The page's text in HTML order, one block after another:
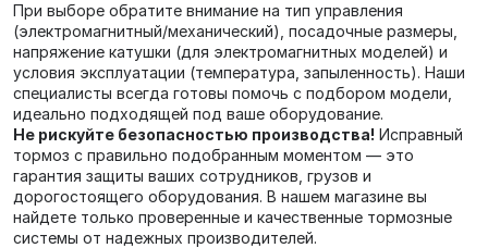
При выборе обратите внимание на тип управления
(электромагнитный/механический), посадочные размеры,
напряжение катушки (для электромагнитных моделей) и
условия эксплуатации (температура, запыленность). Наши
специалисты всегда готовы помочь с подбором модели,
идеально подходящей под ваше оборудование.
Не рискуйте безопасностью производства! Исправный
тормоз с правильно подобранным моментом — это
гарантия защиты ваших сотрудников, грузов и
дорогостоящего оборудования. В нашем магазине вы
найдете только проверенные и качественные тормозные
системы от надежных производителей.